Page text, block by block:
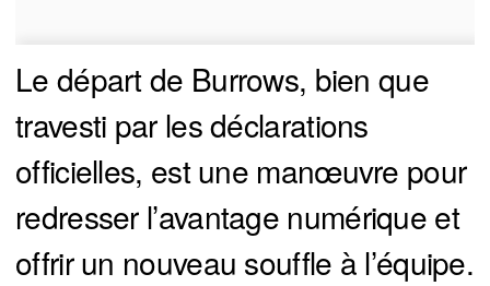
Le départ de Burrows, bien que
travesti par les déclarations
officielles, est une manœuvre pour
redresser l’avantage numérique et
offrir un nouveau souffle à l’équipe.